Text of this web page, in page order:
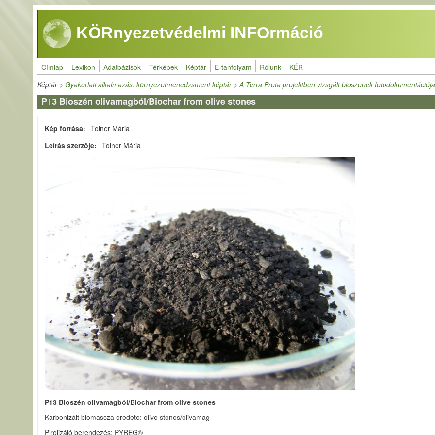
Ugrás a tartalomra
KÖRnyezetvédelmi INFOrmáció
Címlap Lexikon Adatbázisok Térképek Képtár E-tanfolyam Rólunk KÉR
Képtár>Gyakorlati alkalmazás: környezetmenedzsment képtár>A Terra Preta projektben vizsgált bioszenek fotodokumentációja
P13 Bioszén olivamagból/Biochar from olive stones
Kép forrása
Tolner Mária
Leírás szerzője
Tolner Mária
P13 Bioszén olivamagból/Biochar from olive stones
Karbonizált biomassza eredete: olive stones/olivamag
Pirolizáló berendezés: PYREG®